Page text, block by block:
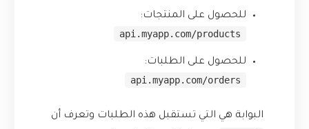
للحصول على المنتجات:
api.myapp.com/products
للحصول على الطلبات:
api.myapp.com/orders
البوابة هي التي تستقبل هذه الطلبات وتعرف أن